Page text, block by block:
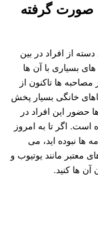
صورت گرفته
از افراد در بین
بسیاری با آن ها
ها تاکنون از
خانگی بسیار پخش
این افراد در
است. اگر تا به امروز
ها نبوده اید، می
معتبر مانند یوتیوب و
آن ها کنید.